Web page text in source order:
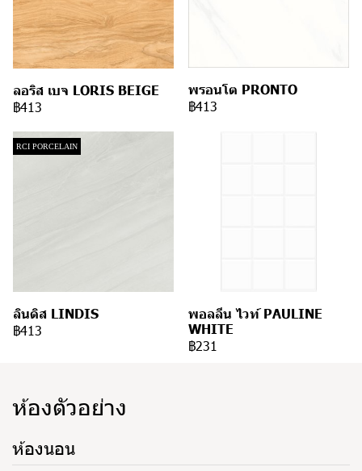
ลอริส เบจ LORIS BEIGE
฿413
พรอนโต PRONTO
฿413
RCI PORCELAIN
ลินดิส LINDIS
฿413
พอลลีน ไวท์ PAULINE
WHITE
฿231
ห้องตัวอย่าง
ห้องนอน